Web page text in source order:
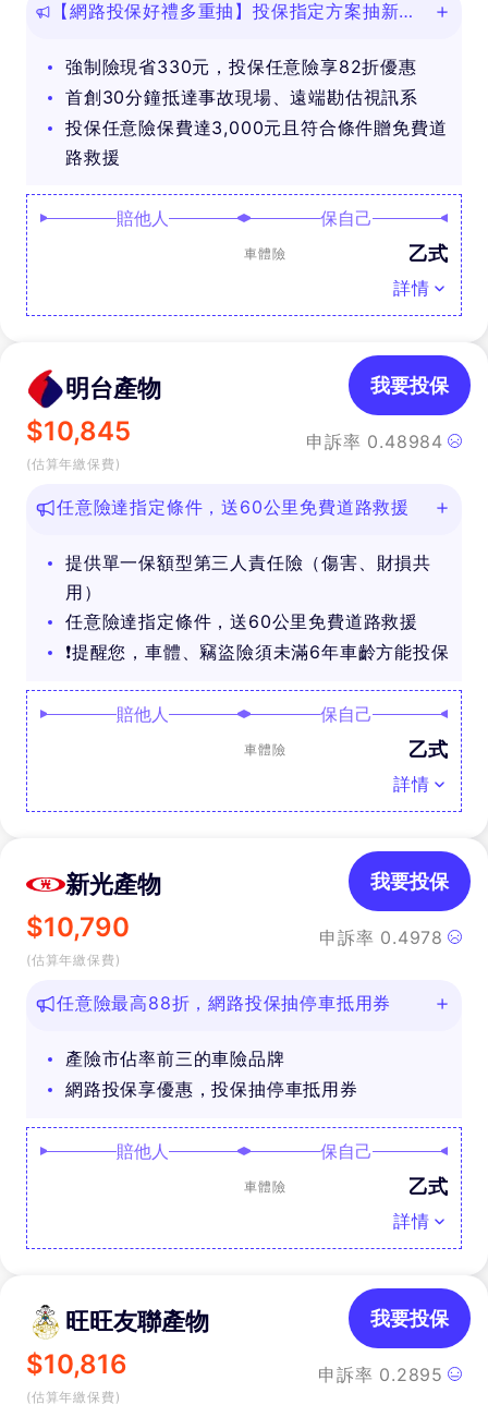
【網路投保好禮多重抽】投保指定方案抽新款
強制險現省330元，投保任意險享82折優惠
首創30分鐘抵達事故現場、遠端勘估視訊系
投保任意險保費達3,000元且符合條件贈免費道
路救援
賠他人 保自己
車體險 乙式
詳情
明台產物
$10,845
(估算年繳保費)
申訴率 0.48984
我要投保
任意險達指定條件，送60公里免費道路救援
提供單一保額型第三人責任險（傷害、財損共
用）
任意險達指定條件，送60公里免費道路救援
❗提醒您，車體、竊盜險須未滿6年車齡方能投保
賠他人 保自己
車體險 乙式
詳情
新光產物
$10,790
(估算年繳保費)
申訴率 0.4978
我要投保
任意險最高88折，網路投保抽停車抵用券
產險市佔率前三的車險品牌
網路投保享優惠，投保抽停車抵用券
賠他人 保自己
車體險 乙式
詳情
旺旺友聯產物
$10,816
(估算年繳保費)
申訴率 0.2895
我要投保